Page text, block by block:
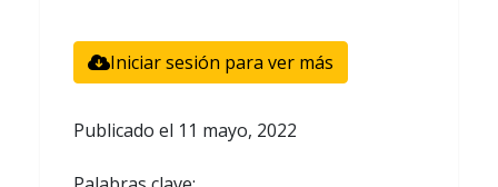
Iniciar sesión para ver más
Publicado el 11 mayo, 2022